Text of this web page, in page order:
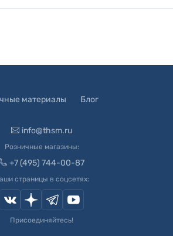
материалы Блог
info@thsm.ru
Розничные магазины:
+7 (495) 744-00-87
страницы в соцсетях:
Присоединяйтесь!